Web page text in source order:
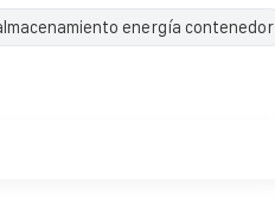
energía contenedor